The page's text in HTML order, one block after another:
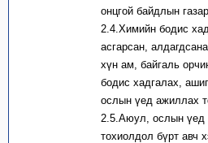
онцгой байдлын
2.4.Химийн бодис
асгарсан,
хүн ам, байгаль
бодис хадгалах,
ослын үед ажиллах
2.5.Аюул, ослын үед
тохиолдол бүрт авч